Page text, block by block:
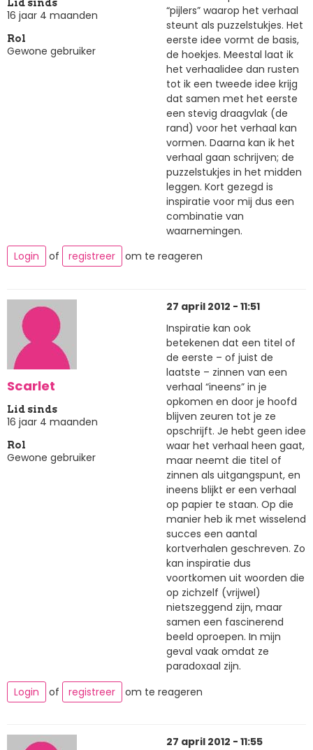
Lid sinds
16 jaar 4 maanden
Rol
Gewone gebruiker
“pijlers” waarop het verhaal
steunt als puzzelstukjes. Het
eerste idee vormt de basis,
de hoekjes. Meestal laat ik
het verhaalidee dan rusten
tot ik een tweede idee krijg
dat samen met het eerste
een stevig draagvlak (de
rand) voor het verhaal kan
vormen. Daarna kan ik het
verhaal gaan schrijven; de
puzzelstukjes in het midden
leggen. Kort gezegd is
inspiratie voor mij dus een
combinatie van
waarnemingen.
Login
of registreer om te reageren
Scarlet
Lid sinds
16 jaar 4 maanden
Rol
Gewone gebruiker
27 april 2012 - 11:51
Inspiratie kan ook
betekenen dat een titel of
de eerste – of juist de
laatste – zinnen van een
verhaal “ineens” in je
opkomen en door je hoofd
blijven zeuren tot je ze
opschrijft. Je hebt geen idee
waar het verhaal heen gaat,
maar neemt die titel of
zinnen als uitgangspunt, en
ineens blijkt er een verhaal
op papier te staan. Op die
manier heb ik met wisselend
succes een aantal
kortverhalen geschreven. Zo
kan inspiratie dus
voortkomen uit woorden die
op zichzelf (vrijwel)
nietszeggend zijn, maar
samen een fascinerend
beeld oproepen. In mijn
geval vaak omdat ze
paradoxaal zijn.
Login
of registreer om te reageren
27 april 2012 - 11:55